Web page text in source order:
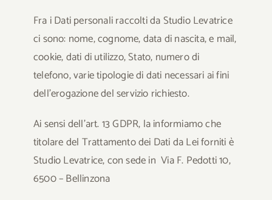
Fra i Dati personali raccolti da Studio Levatrice
ci sono: nome, cognome, data di nascita, e mail,
cookie, dati di utilizzo, Stato, numero di
telefono, varie tipologie di dati necessari ai fini
dell’erogazione del servizio richiesto.
Ai sensi dell’art. 13 GDPR, la informiamo che
titolare del Trattamento dei Dati da Lei forniti è
Studio Levatrice, con sede in Via F. Pedotti 10,
6500 – Bellinzona